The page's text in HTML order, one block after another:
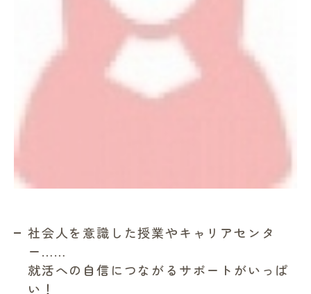
社会人を意識した授業やキャリアセンタ
ー……
就活への自信につながるサポートがいっぱ
い！